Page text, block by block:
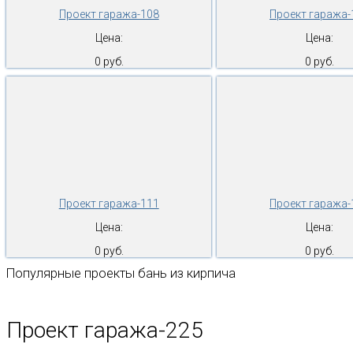
Проект гаража-108
Цена:
0 руб.
Проект
Цена:
0 руб.
Проект гаража-111
Цена:
0 руб.
Проект
Цена:
0 руб.
Популярные проекты бань из кирпича
Проект гаража-225